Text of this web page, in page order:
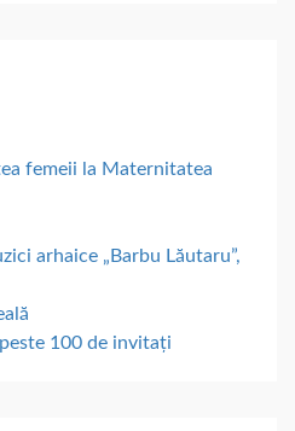
femeii la Maternitatea
arhaice „Barbu Lăutaru”,
100 de invitați